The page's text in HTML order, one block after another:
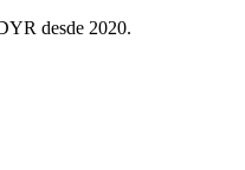
desde 2020.